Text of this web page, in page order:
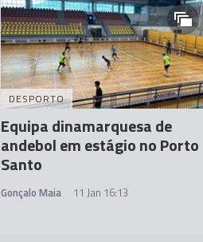
DESPORTO
Equipa dinamarquesa de
andebol em estágio no Porto
Santo
Gonçalo Maia 11 Jan 16:13